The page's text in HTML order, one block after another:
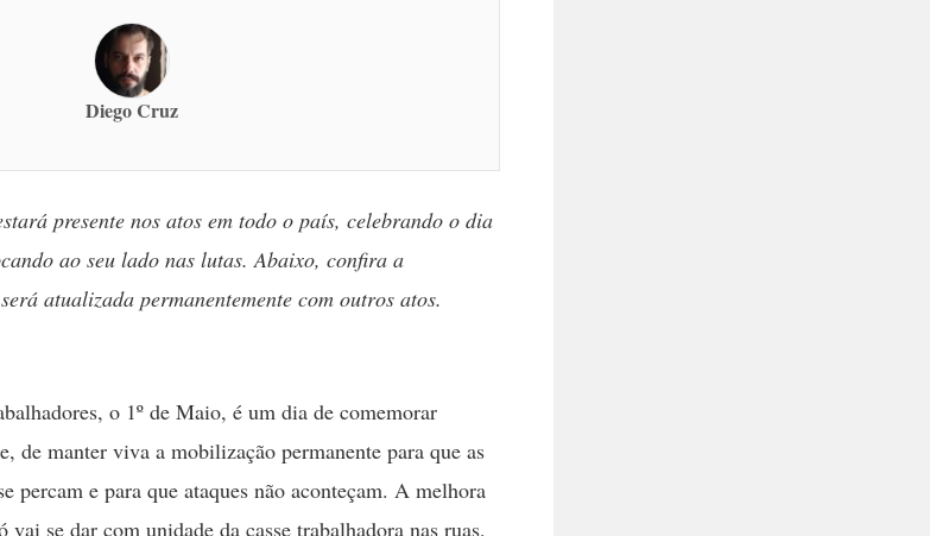
Diego Cruz
presente nos atos em todo o país, celebrando o dia
ao seu lado nas lutas. Abaixo, confira a
atualizada permanentemente com outros atos.
o 1º de Maio, é um dia de comemorar
de manter viva a mobilização permanente para que as
percam e para que ataques não aconteçam. A melhora
vai se dar com unidade da casse trabalhadora nas ruas,